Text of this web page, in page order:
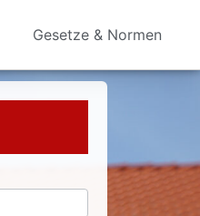
Gesetze & Normen